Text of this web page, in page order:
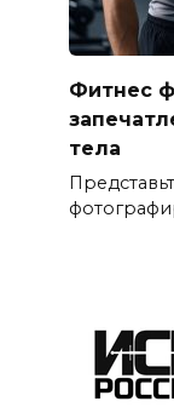
Фитнес
тела